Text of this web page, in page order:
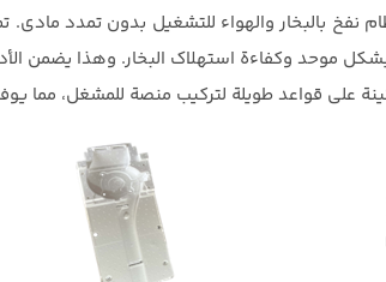
نفخ بالبخار والهواء للتشغيل بدون تمدد
موحد وكفاءة استهلاك البخار. وهذا يضمن